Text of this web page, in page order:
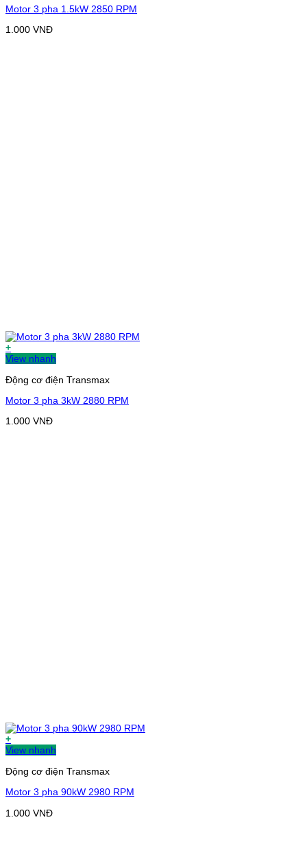
Motor 3 pha 1.5kW 2850 RPM
1.000 VNĐ
+
View nhanh
Động cơ điện Transmax
Motor 3 pha 3kW 2880 RPM
1.000 VNĐ
+
View nhanh
Động cơ điện Transmax
Motor 3 pha 90kW 2980 RPM
1.000 VNĐ